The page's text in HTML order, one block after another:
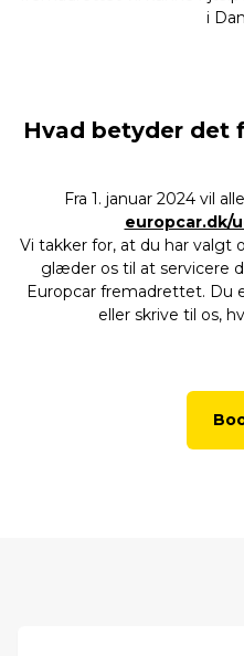
i
Hvad betyder det
Fra 1. januar 2024 vil
europcar.dk/
Vi takker for, at du har valgt
glæder os til at servicere
Europcar fremadrettet. Du
eller skrive til os,